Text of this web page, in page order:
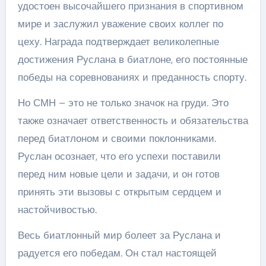
удостоен высочайшего признания в спортивном
мире и заслужил уважение своих коллег по
цеху. Награда подтверждает великолепные
достижения Руслана в биатлоне, его постоянные
победы на соревнованиях и преданность спорту.
Но СМН – это не только значок на груди. Это
также означает ответственность и обязательства
перед биатлоном и своими поклонниками.
Руслан осознает, что его успехи поставили
перед ним новые цели и задачи, и он готов
принять эти вызовы с открытым сердцем и
настойчивостью.
Весь биатлонный мир болеет за Руслана и
радуется его победам. Он стал настоящей